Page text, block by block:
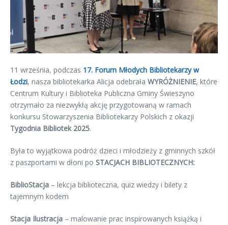
11 września, podczas 17. Forum Młodych Bibliotekarzy w
Łodzi, nasza bibliotekarka Alicja odebrała WYRÓŻNIENIE, które
Centrum Kultury i Biblioteka Publiczna Gminy Świeszyno
otrzymało za niezwykłą akcję przygotowaną w ramach
konkursu Stowarzyszenia Bibliotekarzy Polskich z okazji
Tygodnia Bibliotek 2025.
Była to wyjątkowa podróż dzieci i młodzieży z gminnych szkół
z paszportami w dłoni po STACJACH BIBLIOTECZNYCH:
BiblioStacja – lekcja biblioteczna, quiz wiedzy i bilety z
tajemnym kodem
Stacja Ilustracja – malowanie prac inspirowanych książką i